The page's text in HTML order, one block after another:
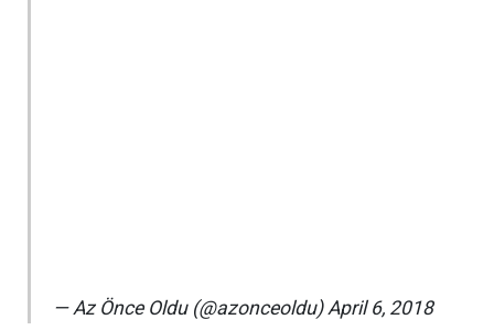
— Az Önce Oldu (@azonceoldu) April 6, 2018